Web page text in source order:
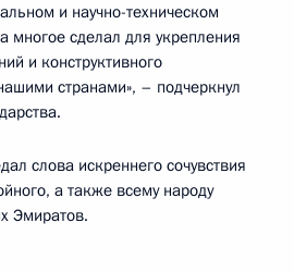
и научно-техническом
многое сделал для укрепления
и конструктивного
странами», – подчеркнул
слова искреннего сочувствия
а также всему народу
Эмиратов.